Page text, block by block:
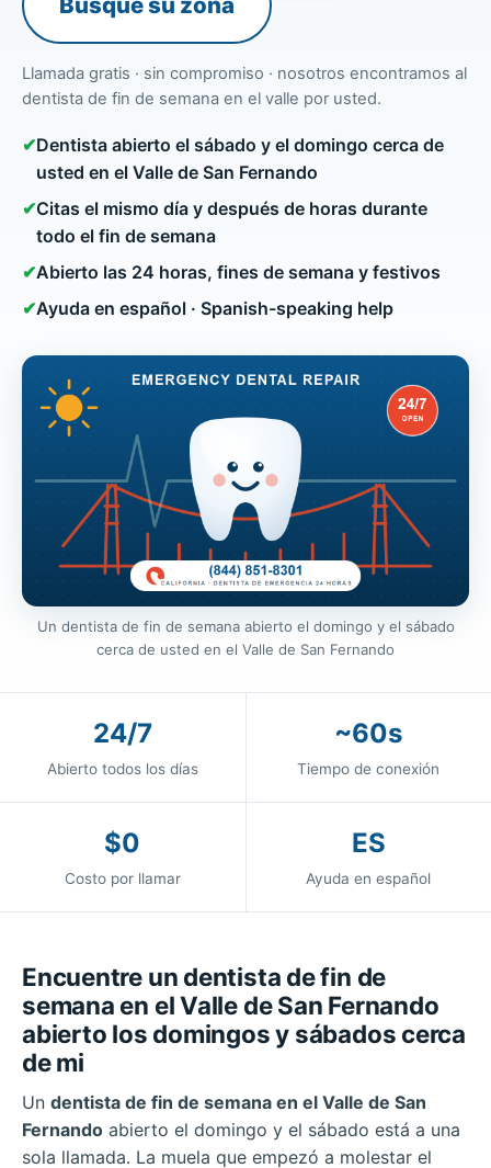
Llamada gratis · sin compromiso · nosotros encontramos al
dentista de fin de semana en el valle por usted.
✔Dentista abierto el sábado y el domingo cerca de
usted en el Valle de San Fernando
✔Citas el mismo día y después de horas durante
todo el fin de semana
✔Abierto las 24 horas, fines de semana y festivos
✔Ayuda en español · Spanish-speaking help
Un dentista de fin de semana abierto el domingo y el sábado
cerca de usted en el Valle de San Fernando
24/7
Abierto todos los días
~60s
Tiempo de conexión
$0
Costo por llamar
ES
Ayuda en español
Encuentre un dentista de fin de
semana en el Valle de San Fernando
abierto los domingos y sábados cerca
de mi
Un dentista de fin de semana en el Valle de San
Fernando abierto el domingo y el sábado está a una
sola llamada. La muela que empezó a molestar el